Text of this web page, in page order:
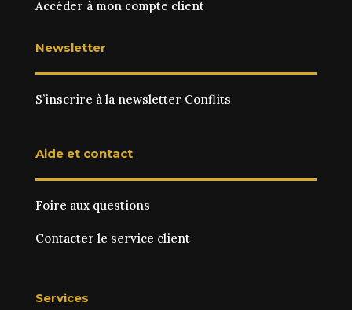
Accéder à mon compte client
Newsletter
S’inscrire à la newsletter Conflits
Aide et contact
Foire aux questions
Contacter le service client
Services